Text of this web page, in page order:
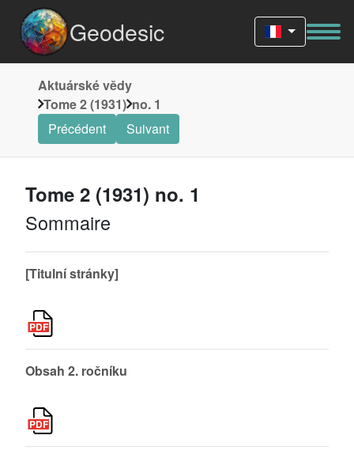
Geodesic
Aktuárské vědy
Tome 2 (1931) no. 1
Précédent
Suivant
Tome 2 (1931) no. 1
Sommaire
[Titulní stránky]
Obsah 2. ročníku